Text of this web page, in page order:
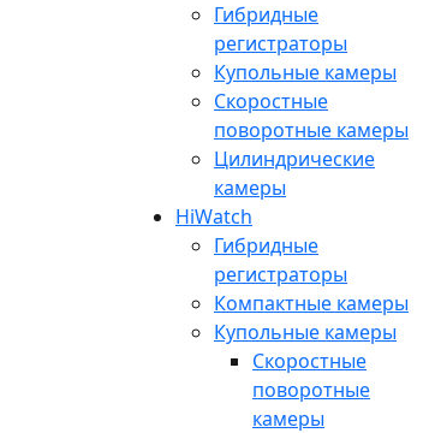
Гибридные
регистраторы
Купольные камеры
Скоростные
поворотные камеры
Цилиндрические
камеры
HiWatch
Гибридные
регистраторы
Компактные камеры
Купольные камеры
Скоростные
поворотные
камеры